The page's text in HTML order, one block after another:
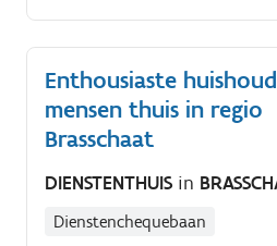
Enthousiaste
mensen thuis in regio
Brasschaat
DIENSTENTHUIS in
Dienstenchequebaan